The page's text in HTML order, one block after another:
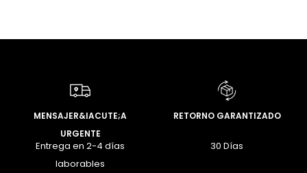
MENSAJER&IACUTE;A
URGENTE
Entrega en 2-4 días
laborables
RETORNO GARANTIZADO
30 Días